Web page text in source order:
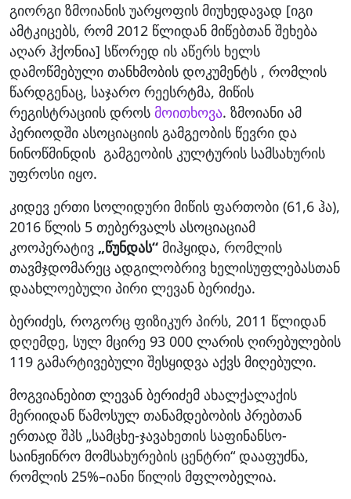
გიორგი ზმოიანის უარყოფის მიუხედავად [იგი
ამტკიცებს, რომ 2012 წლიდან მიწებთან შეხება
აღარ ჰქონია] სწორედ ის აწერს ხელს
დამოწმებული თანხმობის დოკუმენტს , რომლის
წარდგენაც, საჯარო რეესრტმა, მიწის
რეგისტრაციის დროს მოითხოვა. ზმოიანი ამ
პერიოდში ასოციაციის გამგეობის წევრი და
ნინოწმინდის გამგეობის კულტურის სამსახურის
უფროსი იყო.
კიდევ ერთი სოლიდური მიწის ფართობი (61,6 ჰა),
2016 წლის 5 თებერვალს ასოციაციამ
კოოპერატივ „წუნდას“ მიჰყიდა, რომლის
თავმჯდომარეც ადგილობრივ ხელისუფლებასთან
დაახლოებული პირი ლევან ბერიძეა.
ბერიძეს, როგორც ფიზიკურ პირს, 2011 წლიდან
დღემდე, სულ მცირე 93 000 ლარის ღირებულების
119 გამარტივებული შესყიდვა აქვს მიღებული.
მოგვიანებით ლევან ბერიძემ ახალქალაქის
მერიიდან წამოსულ თანამდებობის პრებთან
ერთად შპს „სამცხე-ჯავახეთის საფინანსო-
საინჟინრო მომსახურების ცენტრი“ დააფუძნა,
რომლის 25%–იანი წილის მფლობელია.